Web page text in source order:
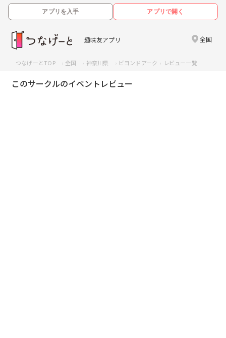
アプリを入手 アプリで開く
趣味友アプリ 全国
つなげーとTOP 全国 神奈川県 ビヨンドアーク レビュー一覧
このサークルのイベントレビュー